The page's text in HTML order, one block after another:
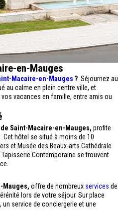
en-Mauges
Macaire-en-Mauges ? Séjournez au
au calme en plein centre ville, et
vacances en famille, entre amis ou
Saint-Macaire-en-Mauges, profite
Cet hôtel se situé à moins de 10
et Musée des Beaux-arts.Cathédrale
Contemporaine se trouvent
Mauges, offre de nombreux services de
lors de votre séjour. Sur place
service de conciergerie et une